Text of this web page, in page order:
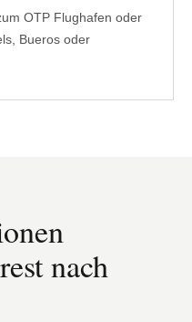
OTP Flughafen oder
Bueros oder
nach